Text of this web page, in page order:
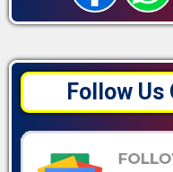
Follow Us